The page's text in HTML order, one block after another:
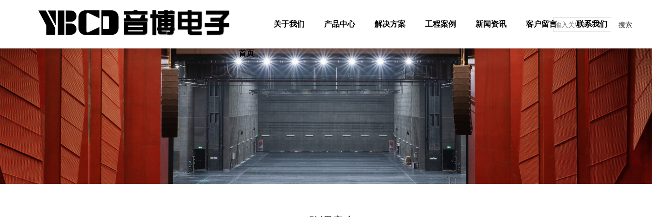
搜索
联系我们
客户留言
新闻资讯
工程案例
解决方案
产品中心
关于我们
首页